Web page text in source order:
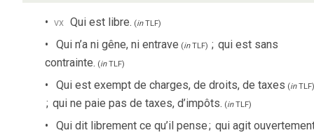
vx Qui est libre. (inTLF)
Qui n’a ni gêne, ni entrave (inTLF) ; qui est sans
contrainte. (inTLF)
Qui est exempt de charges, de droits, de taxes (inTLF
; qui ne paie pas de taxes, d’impôts. (inTLF)
Qui dit librement ce qu’il pense; qui agit